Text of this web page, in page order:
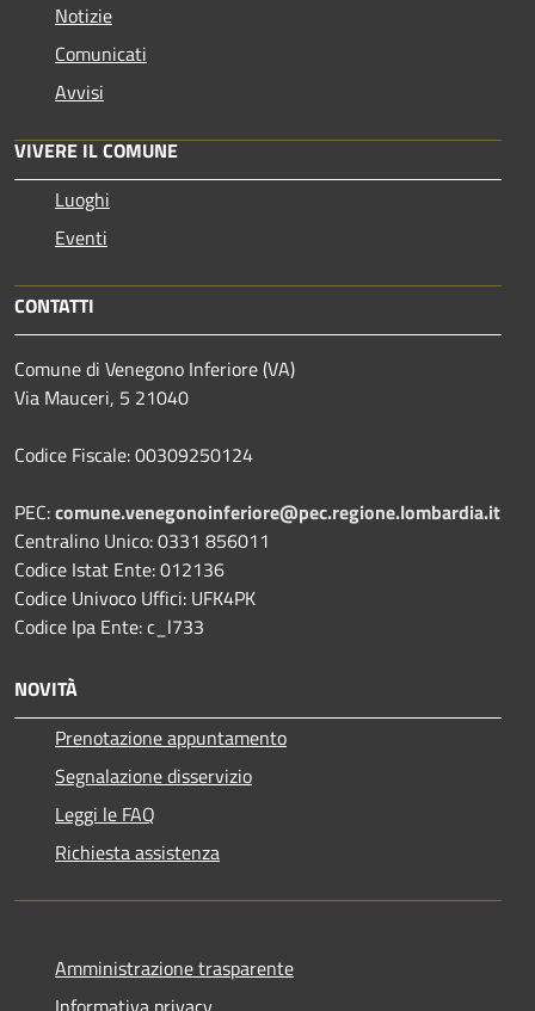
Notizie
Comunicati
Avvisi
VIVERE IL COMUNE
Luoghi
Eventi
CONTATTI
Comune di Venegono Inferiore (VA)
Via Mauceri, 5 21040
Codice Fiscale: 00309250124
PEC:comune.venegonoinferiore@pec.regione.lombardia.it
Centralino Unico: 0331 856011
Codice Istat Ente: 012136
Codice Univoco Uffici: UFK4PK
Codice Ipa Ente: c_l733
NOVITÀ
Prenotazione appuntamento
Segnalazione disservizio
Leggi le FAQ
Richiesta assistenza
Amministrazione trasparente